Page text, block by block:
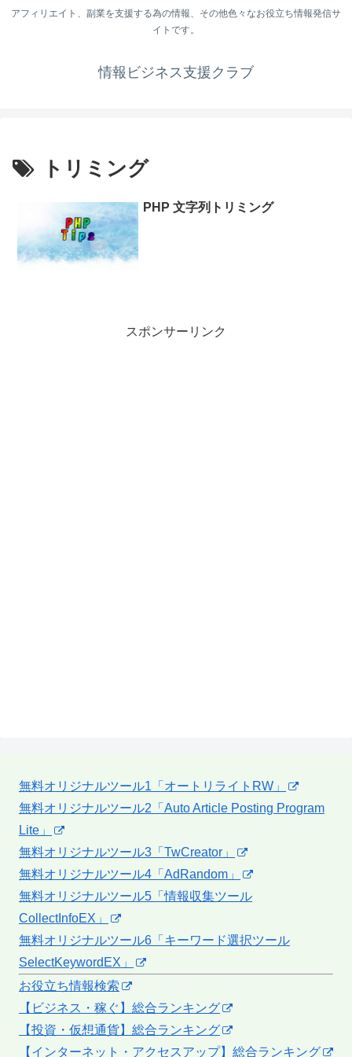
アフィリエイト、副業を支援する為の情報、その他色々なお役立ち情報発信サ
イトです。
情報ビジネス支援クラブ
トリミング
PHP 文字列トリミング
スポンサーリンク
無料オリジナルツール1「オートリライトRW」
無料オリジナルツール2「Auto Article Posting Program
Lite」
無料オリジナルツール3「TwCreator」
無料オリジナルツール4「AdRandom」
無料オリジナルツール5「情報収集ツール
CollectInfoEX」
無料オリジナルツール6「キーワード選択ツール
SelectKeywordEX」
お役立ち情報検索
【ビジネス・稼ぐ】総合ランキング
【投資・仮想通貨】総合ランキング
【インターネット・アクセスアップ】総合ランキング